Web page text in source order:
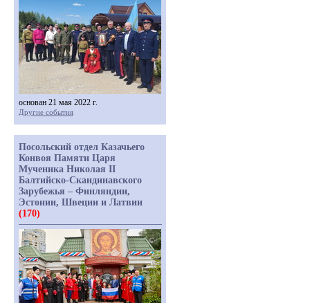
основан 21 мая 2022 г.
Другие события
Посольский отдел Казачьего
Конвоя Памяти Царя
Мученика Николая II
Балтийско-Скандинавского
Зарубежья – Финляндии,
Эстонии, Швеции и Латвии
(170)